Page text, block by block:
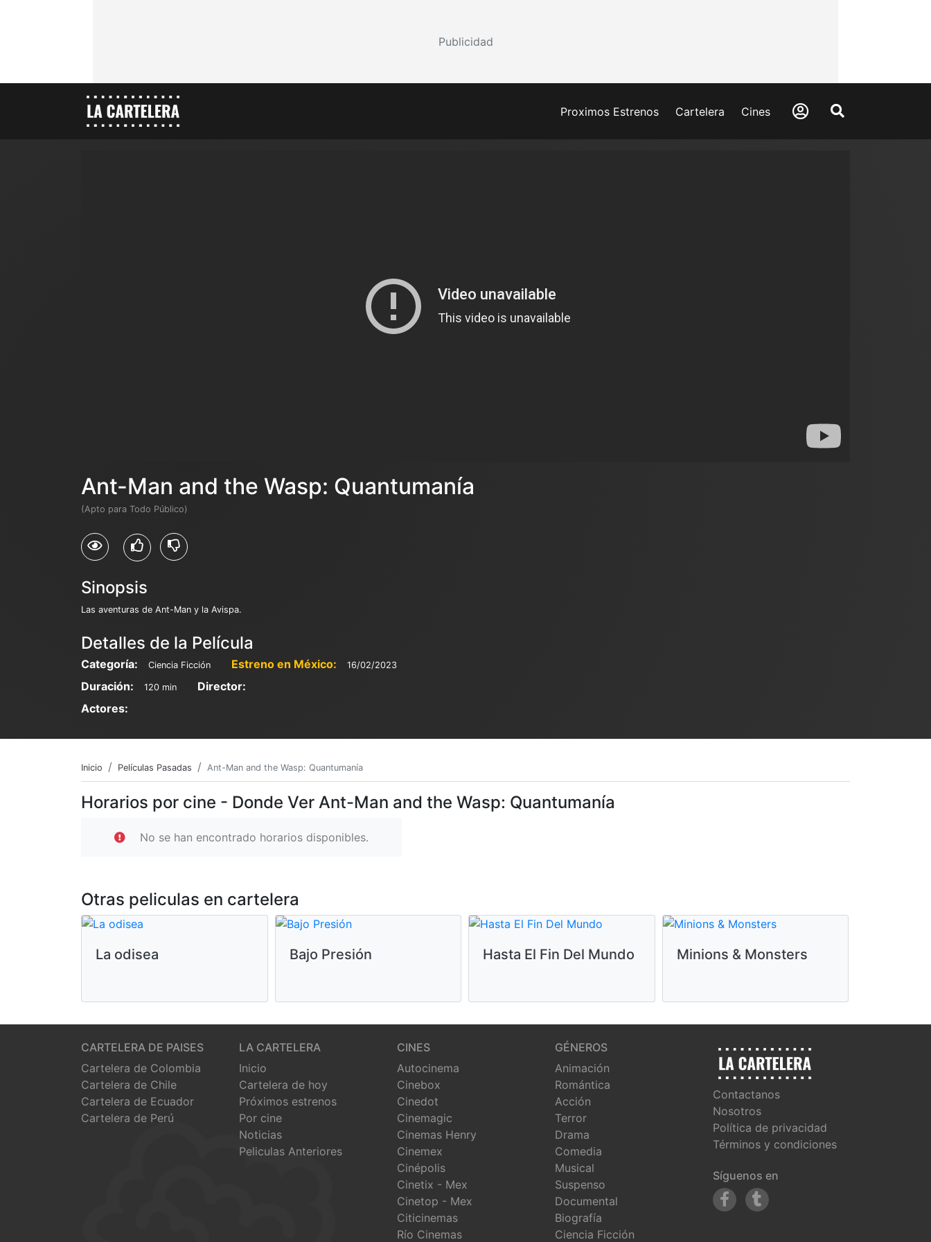
Publicidad
Proximos Estrenos Cartelera Cines
Ant-Man and the Wasp: Quantumanía
(Apto para Todo Público)
Sinopsis
Las aventuras de Ant-Man y la Avispa.
Detalles de la Película
Categoría: Ciencia Ficción Estreno en México: 16/02/2023
Duración: 120 min
Director:
Actores:
Inicio Películas Pasadas Ant-Man and the Wasp: Quantumanía
Horarios por cine - Donde Ver Ant-Man and the Wasp: Quantumanía
No se han encontrado horarios disponibles.
Otras peliculas en cartelera
La odisea Bajo Presión Hasta El Fin Del Mundo Minions & Monsters
CARTELERA DE PAISES
Cartelera de Colombia
Cartelera de Chile
Cartelera de Ecuador
Cartelera de Perú
LA CARTELERA
Inicio
Cartelera de hoy
Próximos estrenos
Por cine
Noticias
Peliculas Anteriores
CINES
Autocinema
Cinebox
Cinedot
Cinemagic
Cinemas Henry
Cinemex
Cinépolis
Cinetix - Mex
Cinetop - Mex
Citicinemas
Río Cinemas
GÉNEROS
Animación
Romántica
Acción
Terror
Drama
Comedia
Musical
Suspenso
Documental
Biografía
Ciencia Ficción
Contactanos
Nosotros
Política de privacidad
Términos y condiciones
Síguenos en